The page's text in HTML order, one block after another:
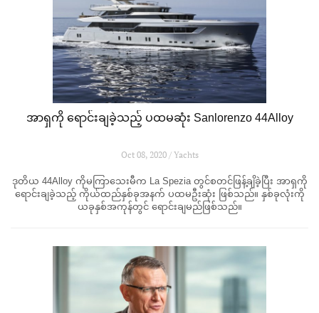
အာရှကို ရောင်းချခဲ့သည့် ပထမဆုံး Sanlorenzo 44Alloy
Oct 08, 2020 / Yachts
ဒုတိယ 44Alloy ကိုမကြာသေးမီက La Spezia တွင်စတင်ဖြန့်ချိခဲ့ပြီး အာရှကို
ရောင်းချခဲ့သည့် ကိုယ်ထည်နှစ်ခုအနက် ပထမဦးဆုံး ဖြစ်သည်။ နှစ်ခုလုံးကို
ယခုနှစ်အကုန်တွင် ရောင်းချမည်ဖြစ်သည်။